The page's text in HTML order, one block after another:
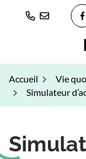
Gestion des traceurs
Accueil Vie
Simulateur